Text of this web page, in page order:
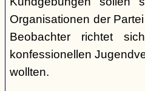
Organisationen der
Beobachter richtet
konfessionellen
wollten.